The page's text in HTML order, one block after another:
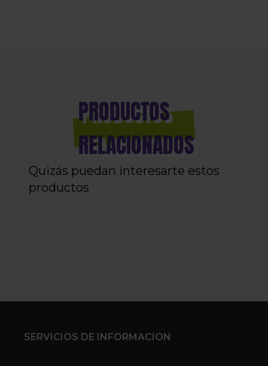
PRODUCTOS
RELACIONADOS
Quizás puedan interesarte estos
productos
SERVICIOS DE INFORMACION